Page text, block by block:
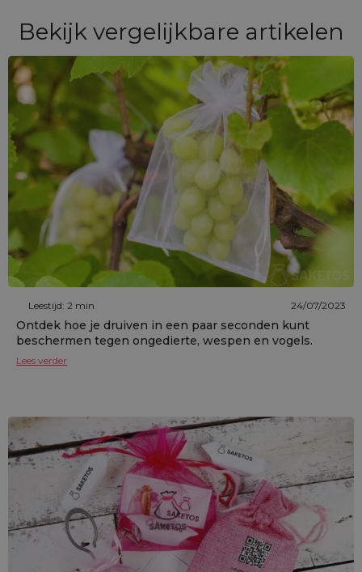
Bekijk vergelijkbare artikelen
Leestijd: 2 min 24/07/2023
Ontdek hoe je druiven in een paar seconden kunt
beschermen tegen ongedierte, wespen en vogels.
Lees verder